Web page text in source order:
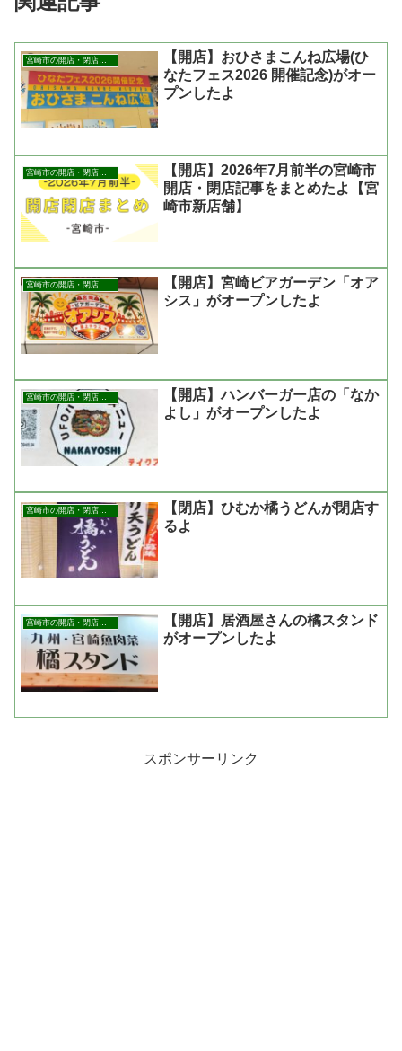
【開店】おひさまこんね広場(ひ
なたフェス2026 開催記念)がオー
プンしたよ
【開店】2026年7月前半の宮崎市
開店・閉店記事をまとめたよ【宮
崎市新店舗】
宮崎市の開店・閉店まとめ
【開店】宮崎ビアガーデン「オア
シス」がオープンしたよ
宮崎市の開店・閉店まとめ
【開店】ハンバーガー店の「なか
よし」がオープンしたよ
【閉店】ひむか橘うどんが閉店す
るよ
宮崎市の開店・閉店まとめ
【開店】居酒屋さんの橘スタンド
がオープンしたよ
スポンサーリンク